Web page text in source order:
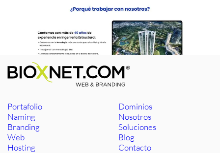
Portafolio
Naming
Branding
Web
Hosting
Dominios
Nosotros
Soluciones
Blog
Contacto